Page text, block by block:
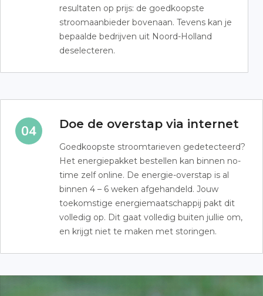
resultaten op prijs: de goedkoopste
stroomaanbieder bovenaan. Tevens kan je
bepaalde bedrijven uit Noord-Holland
deselecteren.
Doe de overstap via internet
Goedkoopste stroomtarieven gedetecteerd?
Het energiepakket bestellen kan binnen no-
time zelf online. De energie-overstap is al
binnen 4 – 6 weken afgehandeld. Jouw
toekomstige energiemaatschappij pakt dit
volledig op. Dit gaat volledig buiten jullie om,
en krijgt niet te maken met storingen.